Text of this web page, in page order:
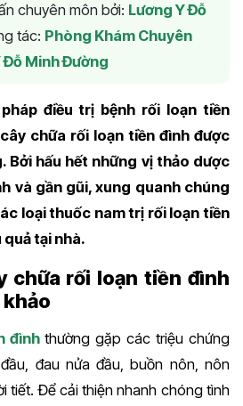
chuyên môn bởi: Lương Y Đỗ
tác: Phòng Khám Chuyên
Đỗ Minh Đường
điều trị bệnh rối loạn tiền
chữa rối loạn tiền đình được
Bởi hấu hết những vị thảo dược
và gần gũi, xung quanh chúng
loại thuốc nam trị rối loạn tiền
quả tại nhà.
chữa rối loạn tiền đình
đìnhthường gặp các triệu chứng
đau nửa đầu, buồn nôn, nôn
tiết. Để cải thiện nhanh chóng tình